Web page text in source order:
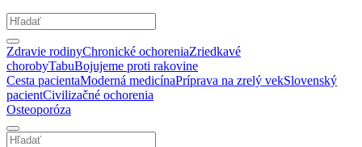
Zdravie rodinyChronické ochoreniaZriedkavé
chorobyTabuBojujeme proti rakovine
Cesta pacientaModerná medicínaPríprava na zrelý vekSlovenský
pacientCivilizačné ochorenia
Osteoporóza